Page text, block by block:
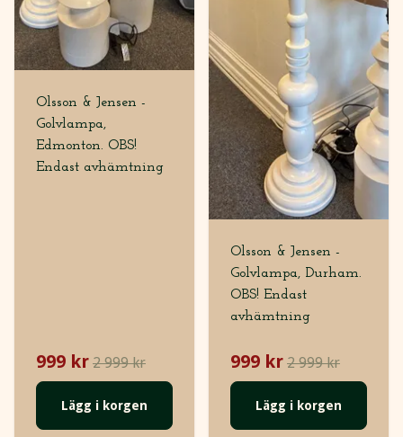
Olsson & Jensen -
Golvlampa,
Edmonton. OBS!
Endast avhämtning
999 kr 2 999 kr
Lägg i korgen
Olsson & Jensen -
Golvlampa, Durham.
OBS! Endast
avhämtning
999 kr 2 999 kr
Lägg i korgen